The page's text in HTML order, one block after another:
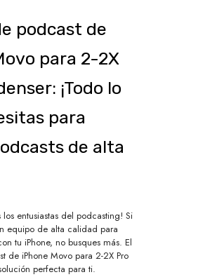
podcast de
para 2-2X
¡Todo lo
para
de alta
los entusiastas del podcasting! Si
equipo de alta calidad para
tu iPhone, no busques más. El
de iPhone Movo para 2-2X Pro
perfecta para ti.